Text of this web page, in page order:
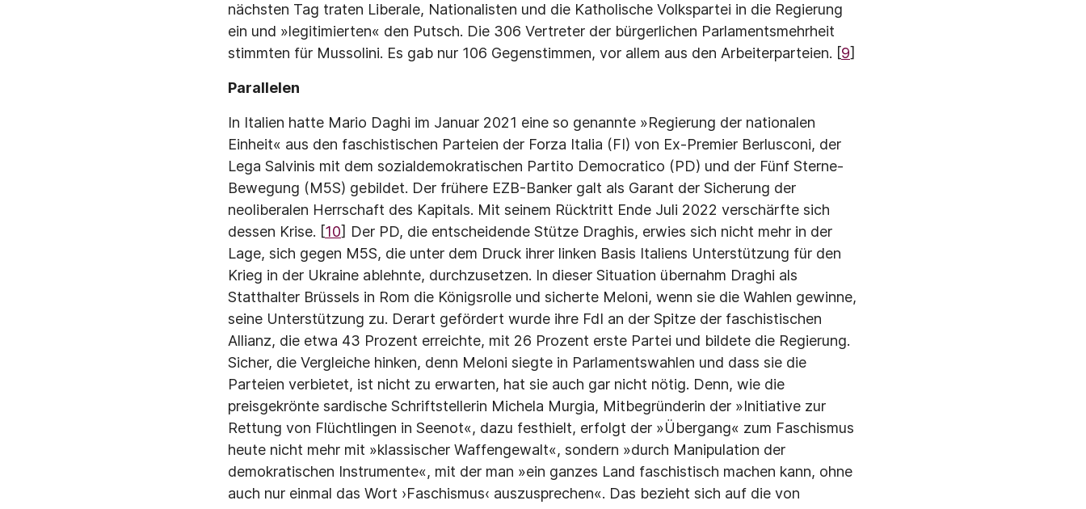
nächsten Tag traten Liberale, Nationalisten und die Katholische Volkspartei in die Regie­rung
ein und »legitimierten« den Putsch. Die 306 Vertreter der bürgerlichen Parlaments­mehrheit
stimmten für Mussolini. Es gab nur 106 Gegenstimmen, vor allem aus den Arbei­terparteien. [9]
Parallelen
In Italien hatte Mario Daghi im Januar 2021 eine so genannte »Regierung der nationalen
Einheit« aus den faschistischen Parteien der Forza Italia (FI) von Ex-Premier Berlusconi, der
Lega Salvinis mit dem sozialdemokratischen Partito Democratico (PD) und der Fünf Sterne-
Bewegung (M5S) gebildet. Der frühere EZB-Banker galt als Garant der Sicherung der
neoliberalen Herrschaft des Kapitals. Mit seinem Rücktritt Ende Juli 2022 verschärfte sich
dessen Krise. [10] Der PD, die entscheidende Stütze Draghis, erwies sich nicht mehr in der
Lage, sich gegen M5S, die unter dem Druck ihrer linken Basis Italiens Unterstützung für den
Krieg in der Ukraine ablehnte, durchzusetzen. In dieser Situation übernahm Draghi als
Statthalter Brüssels in Rom die Königsrolle und sicherte Meloni, wenn sie die Wahlen gewinne,
seine Unterstützung zu. Derart gefördert wurde ihre FdI an der Spitze der faschistischen
Allianz, die etwa 43 Prozent erreichte, mit 26 Prozent erste Partei und bilde­te die Regierung.
Sicher, die Vergleiche hinken, denn Meloni siegte in Parlamentswahlen und dass sie die
Parteien verbietet, ist nicht zu erwarten, hat sie auch gar nicht nötig. Denn, wie die
preisgekrönte sardische Schriftstellerin Michela Murgia, Mitbegründerin der »Initiative zur
Rettung von Flüchtlingen in Seenot«, dazu festhielt, erfolgt der »Übergang« zum Faschismus
heute nicht mehr mit »klassischer Waffengewalt«, sondern »durch Mani­pulation der
demokratischen Instrumente«, mit der man »ein ganzes Land faschistisch machen kann, ohne
auch nur einmal das Wort ›Faschismus‹ auszusprechen«. Das bezieht sich auf die von